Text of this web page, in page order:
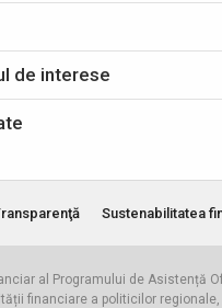
de interese
Sustenabilitatea
al Programului de Asistență
financiare a politicilor